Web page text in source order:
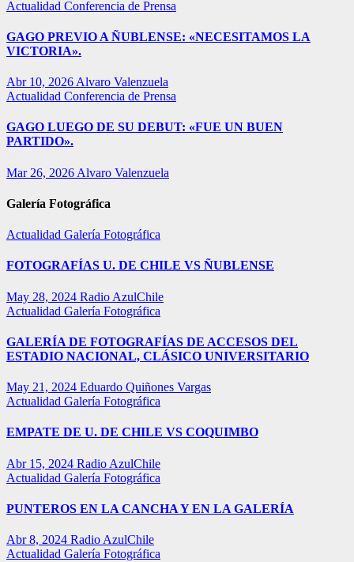
Actualidad Conferencia de Prensa
GAGO PREVIO A ÑUBLENSE: «NECESITAMOS LA
VICTORIA».
Abr 10, 2026 Alvaro Valenzuela
Actualidad Conferencia de Prensa
GAGO LUEGO DE SU DEBUT: «FUE UN BUEN
PARTIDO».
Mar 26, 2026 Alvaro Valenzuela
Galería Fotográfica
Actualidad Galería Fotográfica
FOTOGRAFÍAS U. DE CHILE VS ÑUBLENSE
May 28, 2024 Radio AzulChile
Actualidad Galería Fotográfica
GALERÍA DE FOTOGRAFÍAS DE ACCESOS DEL
ESTADIO NACIONAL, CLÁSICO UNIVERSITARIO
May 21, 2024 Eduardo Quiñones Vargas
Actualidad Galería Fotográfica
EMPATE DE U. DE CHILE VS COQUIMBO
Abr 15, 2024 Radio AzulChile
Actualidad Galería Fotográfica
PUNTEROS EN LA CANCHA Y EN LA GALERÍA
Abr 8, 2024 Radio AzulChile
Actualidad Galería Fotográfica